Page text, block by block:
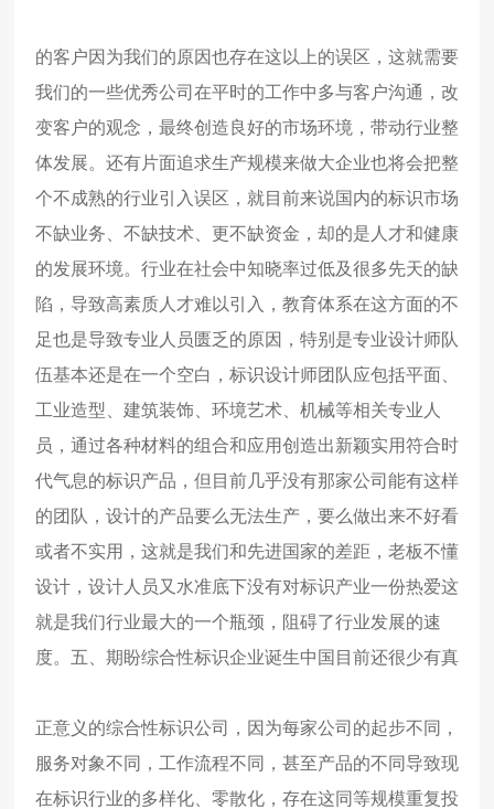
的客户因为我们的原因也存在这以上的误区，这就需要
我们的一些优秀公司在平时的工作中多与客户沟通，改
变客户的观念，最终创造良好的市场环境，带动行业整
体发展。还有片面追求生产规模来做大企业也将会把整
个不成熟的行业引入误区，就目前来说国内的标识市场
不缺业务、不缺技术、更不缺资金，却的是人才和健康
的发展环境。行业在社会中知晓率过低及很多先天的缺
陷，导致高素质人才难以引入，教育体系在这方面的不
足也是导致专业人员匮乏的原因，特别是专业设计师队
伍基本还是在一个空白，标识设计师团队应包括平面、
工业造型、建筑装饰、环境艺术、机械等相关专业人
员，通过各种材料的组合和应用创造出新颖实用符合时
代气息的标识产品，但目前几乎没有那家公司能有这样
的团队，设计的产品要么无法生产，要么做出来不好看
或者不实用，这就是我们和先进国家的差距，老板不懂
设计，设计人员又水准底下没有对标识产业一份热爱这
就是我们行业最大的一个瓶颈，阻碍了行业发展的速
度。 五、期盼综合性标识企业诞生中国目前还很少有真
正意义的综合性标识公司，因为每家公司的起步不同，
服务对象不同，工作流程不同，甚至产品的不同导致现
在标识行业的多样化、零散化，存在这同等规模重复投